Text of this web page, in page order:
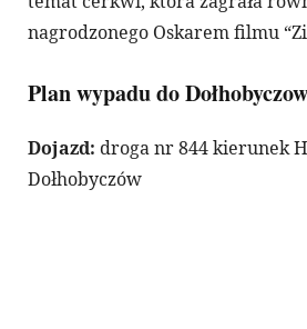
nagrodzonego Oskarem filmu
Plan wypadu do
Dojazd: droga nr 844 kierunek
Dołhobyczów